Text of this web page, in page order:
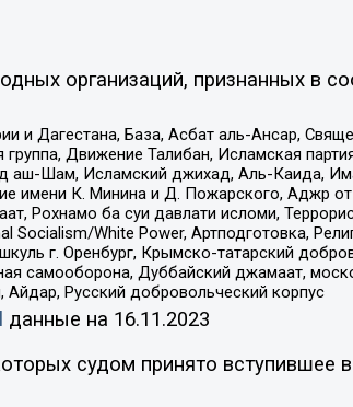
организаций, признанных в
Дагестана, База, Асбат аль-Ансар,
Движение Талибан, Исламская
аш-Шам, Исламский джихад, Аль-Каида,
имени К. Минина и Д. Пожарского, Аджр от
Рохнамо ба суи давлати исломи,
White Power, Артподготовка,
г. Оренбург, Крымско-татарский
самооборона, Дуббайский джамаат,
Русский добровольческий корпус
данные на 16.11.2023
судом принято вступившее